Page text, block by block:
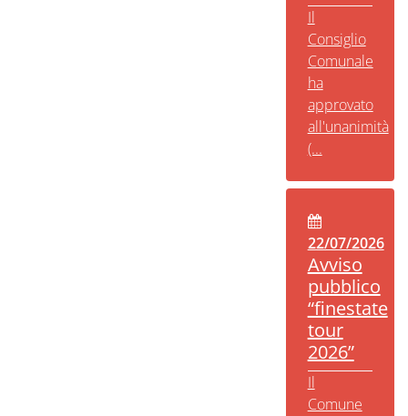
Il
Consiglio
Comunale
ha
approvato
all'unanimità
(...
22/07/2026
Avviso
pubblico
“finestate
tour
2026”
Il
Comune